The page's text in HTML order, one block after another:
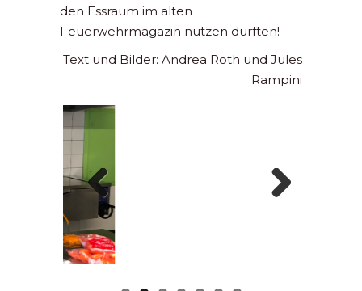
den Essraum im alten
Feuerwehrmagazin nutzen durften!
Text und Bilder: Andrea Roth und Jules
Rampini
Previous